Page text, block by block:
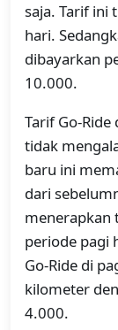
saja. Tarif ini
hari.
dibayarkan
10.000.
Tarif Go-
tidak
baru ini
dari
menerapkan
periode pagi
Go-Ride di
kilometer
4.000.